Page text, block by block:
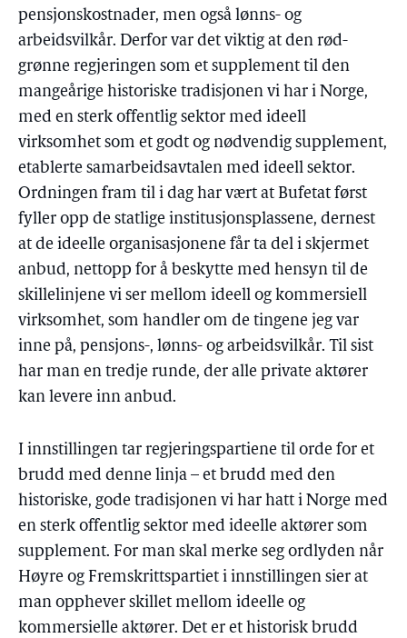
pensjonskostnader, men også lønns- og
arbeidsvilkår. Derfor var det viktig at den rød-
grønne regjeringen som et supplement til den
mangeårige historiske tradisjonen vi har i Norge,
med en sterk offentlig sektor med ideell
virksomhet som et godt og nødvendig supplement,
etablerte samarbeidsavtalen med ideell sektor.
Ordningen fram til i dag har vært at Bufetat først
fyller opp de statlige institusjonsplassene, dernest
at de ideelle organisasjonene får ta del i skjermet
anbud, nettopp for å beskytte med hensyn til de
skillelinjene vi ser mellom ideell og kommersiell
virksomhet, som handler om de tingene jeg var
inne på, pensjons-, lønns- og arbeidsvilkår. Til sist
har man en tredje runde, der alle private aktører
kan levere inn anbud.
I innstillingen tar regjeringspartiene til orde for et
brudd med denne linja – et brudd med den
historiske, gode tradisjonen vi har hatt i Norge med
en sterk offentlig sektor med ideelle aktører som
supplement. For man skal merke seg ordlyden når
Høyre og Fremskrittspartiet i innstillingen sier at
man opphever skillet mellom ideelle og
kommersielle aktører. Det er et historisk brudd